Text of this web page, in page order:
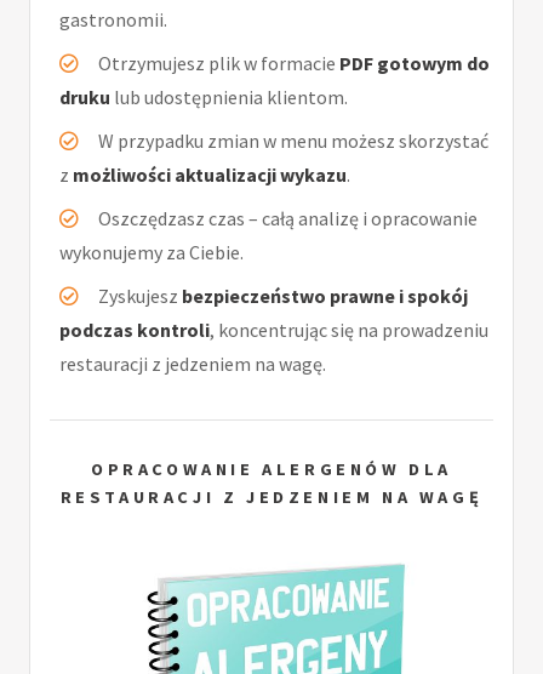
gastronomii.
Otrzymujesz plik w formacie PDF gotowym do
druku lub udostępnienia klientom.
W przypadku zmian w menu możesz skorzystać
z możliwości aktualizacji wykazu.
Oszczędzasz czas – całą analizę i opracowanie
wykonujemy za Ciebie.
Zyskujesz bezpieczeństwo prawne i spokój
podczas kontroli, koncentrując się na prowadzeniu
restauracji z jedzeniem na wagę.
OPRACOWANIE ALERGENÓW DLA
RESTAURACJI Z JEDZENIEM NA WAGĘ